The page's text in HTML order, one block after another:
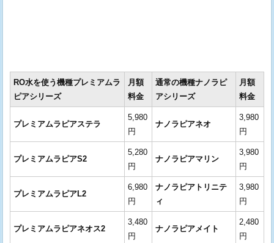
RO水を使う機種プレミアムラ
ピアシリーズ
月額
料金
通常の機種ナノラピ
アシリーズ
月額
料金
プレミアムラピアステラ
5,980
円
ナノラピアネオ
3,980
円
プレミアムラピアS2
5,280
円
ナノラピアマリン
3,980
円
プレミアムラピアL2
6,980
円
ナノラピアトリニテ
ィ
3,980
円
プレミアムラピアネオス2
3,480
円
ナノラピアメイト
2,480
円